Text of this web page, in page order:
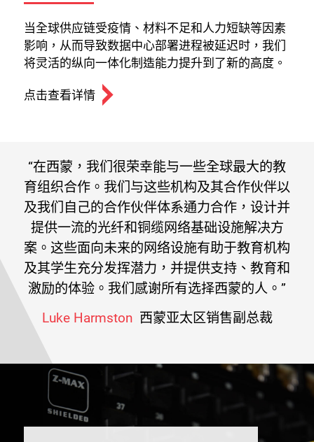
当全球供应链受疫情、材料不足和人力短缺等因素
影响，从而导致数据中心部署进程被延迟时，我们
将灵活的纵向一体化制造能力提升到了新的高度。
点击查看详情
“在⻄蒙，我们很荣幸能与⼀些全球最⼤的教
育组织合作。我们与这些机构及其合作伙伴以
及我们⾃⼰的合作伙伴体系通⼒合作，设计并
提供⼀流的光纤和铜缆⽹络基础设施解决⽅
案。这些⾯向未来的⽹络设施有助于教育机构
及其学⽣充分发挥潜⼒，并提供⽀持、教育和
激励的体验。我们感谢所有选择⻄蒙的⼈。”
Luke Harmston 西蒙亚太区销售副总裁